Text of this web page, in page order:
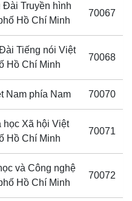
Truyền hình
Hồ Chí Minh
70067
Tiếng nói Việt
Hồ Chí Minh
70068
Nam phía Nam 70070
học Xã hội Việt
Hồ Chí Minh
70071
và Công nghệ
Hồ Chí Minh
70072